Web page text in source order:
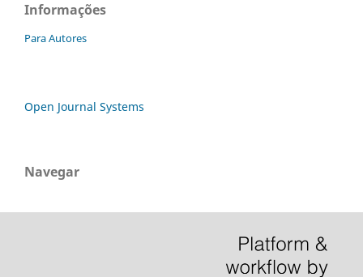
Informações
Para Autores
Open Journal Systems
Navegar